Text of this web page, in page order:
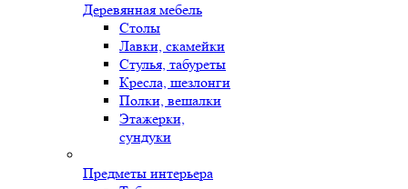
Деревянная мебель
Столы
Лавки, скамейки
Стулья, табуреты
Кресла, шезлонги
Полки, вешалки
Этажерки,
сундуки
Предметы интерьера